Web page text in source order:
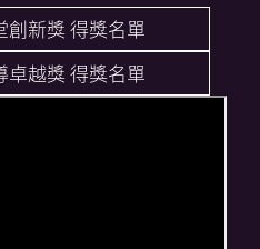
創新獎 得獎名單
卓越獎 得獎名單